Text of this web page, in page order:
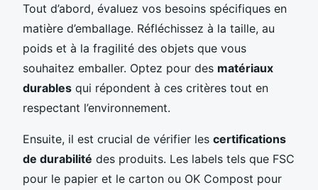
Tout d’abord, évaluez vos besoins spécifiques en
matière d’emballage. Réfléchissez à la taille, au
poids et à la fragilité des objets que vous
souhaitez emballer. Optez pour des matériaux
durables qui répondent à ces critères tout en
respectant l’environnement.
Ensuite, il est crucial de vérifier les certifications
de durabilité des produits. Les labels tels que FSC
pour le papier et le carton ou OK Compost pour